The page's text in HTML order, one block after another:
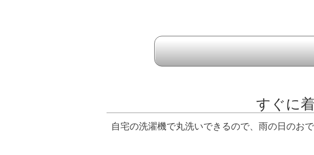
すぐに
自宅の洗濯機で丸洗いできるので、雨の日のお